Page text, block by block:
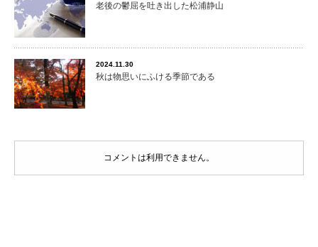
老後の鬱屈を吐き出した松浦静山
2024.11.30
秋は物思いにふける季節である
コメントは利用できません。